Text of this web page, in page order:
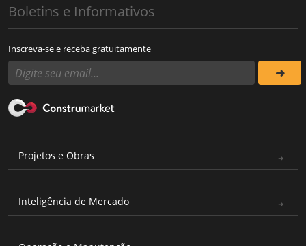
Boletins e Informativos
Inscreva-se e receba gratuitamente
Projetos e Obras
Inteligência de Mercado